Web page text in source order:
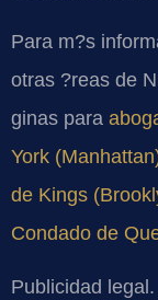
Para m?s
otras ?reas de
ginas para
York
de Kings
Condado de
Publicidad